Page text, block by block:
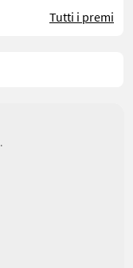
Tutti i premi